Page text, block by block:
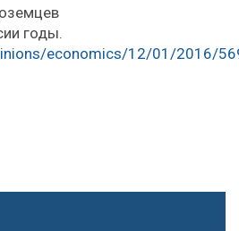
годы.
economics/12/01/2016/